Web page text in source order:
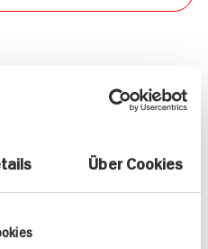
Über Cookies
Rezept Mehr